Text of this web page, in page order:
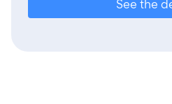
See the